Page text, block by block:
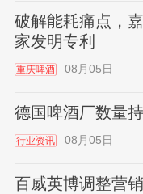
破解能耗痛点，
家发明专利
重庆啤酒 08月05日
德国啤酒厂数量
行业资讯 08月05日
百威英博调整营